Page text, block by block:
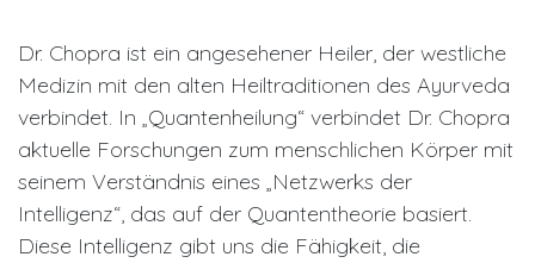
Dr. Chopra ist ein angesehener Heiler, der westliche
Medizin mit den alten Heiltraditionen des Ayurveda
verbindet. In „Quantenheilung“ verbindet Dr. Chopra
aktuelle Forschungen zum menschlichen Körper mit
seinem Verständnis eines „Netzwerks der
Intelligenz“, das auf der Quantentheorie basiert.
Diese Intelligenz gibt uns die Fähigkeit, die